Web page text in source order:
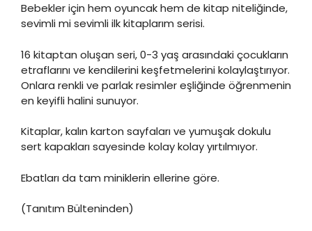
Bebekler için hem oyuncak hem de kitap niteliğinde,
sevimli mi sevimli ilk kitaplarım serisi.
16 kitaptan oluşan seri, 0-3 yaş arasındaki çocukların
etraflarını ve kendilerini keşfetmelerini kolaylaştırıyor.
Onlara renkli ve parlak resimler eşliğinde öğrenmenin
en keyifli halini sunuyor.
Kitaplar, kalın karton sayfaları ve yumuşak dokulu
sert kapakları sayesinde kolay kolay yırtılmıyor.
Ebatları da tam miniklerin ellerine göre.
(Tanıtım Bülteninden)